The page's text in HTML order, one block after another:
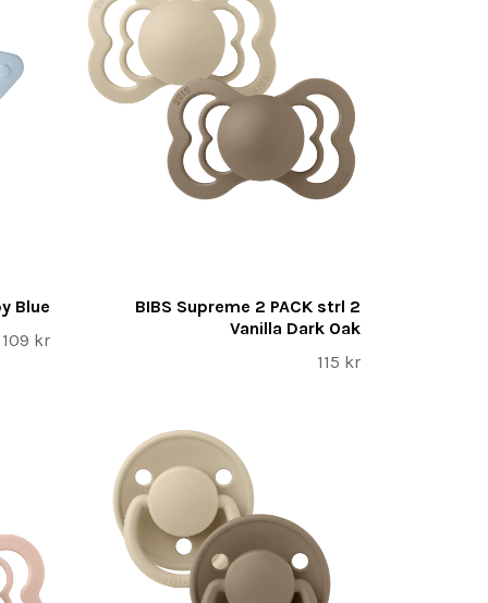
Blue
109 kr
BIBS Supreme 2 PACK strl 2
Vanilla Dark Oak
115 kr